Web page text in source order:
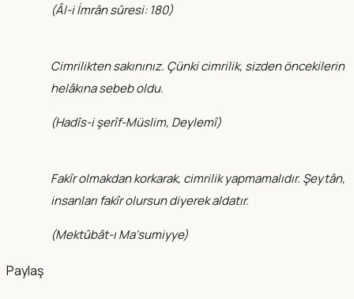
(Âl-i İmrân sûresi: 180)
Cimrilikten sakınınız. Çünki cimrilik, sizden öncekilerin
helâkına sebeb oldu.
(Hadîs-i şerîf-Müslim, Deylemî)
Fakîr olmakdan korkarak, cimrilik yapmamalıdır. Şeytân,
insanları fakîr olursun diyerek aldatır.
(Mektûbât-ı Ma‘sumiyye)
Paylaş